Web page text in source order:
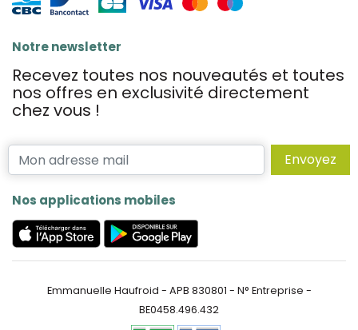
Notre newsletter
Recevez toutes nos nouveautés et toutes
nos offres en exclusivité directement
chez vous !
Envoyez
Nos applications mobiles
Emmanuelle Haufroid - APB 830801 - N° Entreprise -
BE0458.496.432